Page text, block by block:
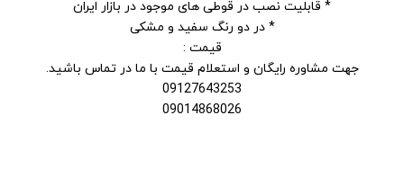
* قابلیت نصب در قوطی های موجود در بازار ایران
* در دو رنگ سفید و مشکی
قیمت :
جهت مشاوره رایگان و استعلام قیمت با ما در تماس باشید.
09127643253
09014868026